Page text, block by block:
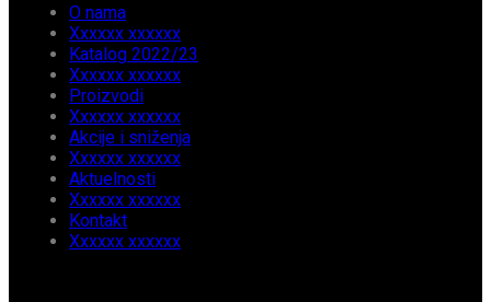
O nama
Xxxxxx xxxxxx
Katalog 2022/23
Xxxxxx xxxxxx
Proizvodi
Xxxxxx xxxxxx
Akcije i sniženja
Xxxxxx xxxxxx
Aktuelnosti
Xxxxxx xxxxxx
Kontakt
Xxxxxx xxxxxx